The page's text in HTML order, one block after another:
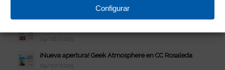
Configurar
29/08/2025
¡Nueva apertura! Geek Atmosphere en CC Rosaleda
09/07/2025